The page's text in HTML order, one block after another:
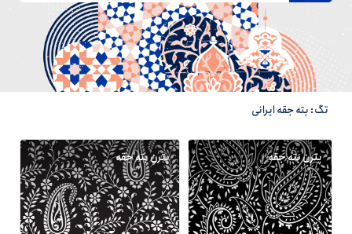
تگ: بته جقه ایرانی
پترن بته جقه پترن بته جقه